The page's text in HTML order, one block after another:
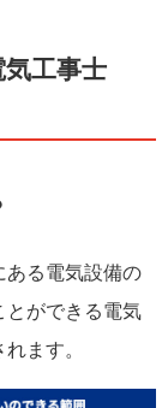
工事士
ある電気設備の
とができる電気
ます。